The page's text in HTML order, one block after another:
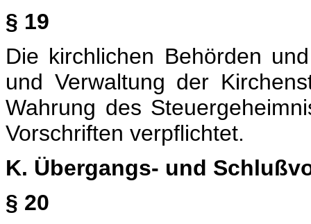
§ 19
Die kirchlichen Behörden
und Verwaltung der
Wahrung des
Vorschriften verpflichtet.
K. Übergangs- und
§ 20